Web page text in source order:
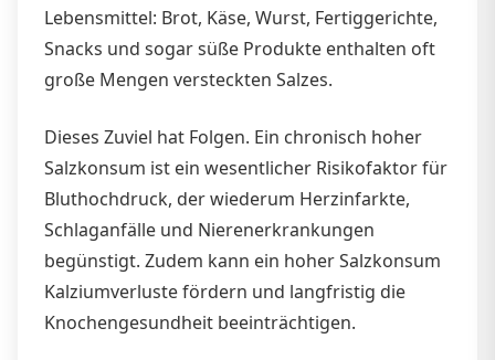
Lebensmittel: Brot, Käse, Wurst, Fertiggerichte,
Snacks und sogar süße Produkte enthalten oft
große Mengen versteckten Salzes.
Dieses Zuviel hat Folgen. Ein chronisch hoher
Salzkonsum ist ein wesentlicher Risikofaktor für
Bluthochdruck, der wiederum Herzinfarkte,
Schlaganfälle und Nierenerkrankungen
begünstigt. Zudem kann ein hoher Salzkonsum
Kalziumverluste fördern und langfristig die
Knochengesundheit beeinträchtigen.